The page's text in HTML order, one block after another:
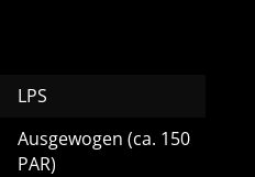
LPS
Ausgewogen (ca. 150
PAR)